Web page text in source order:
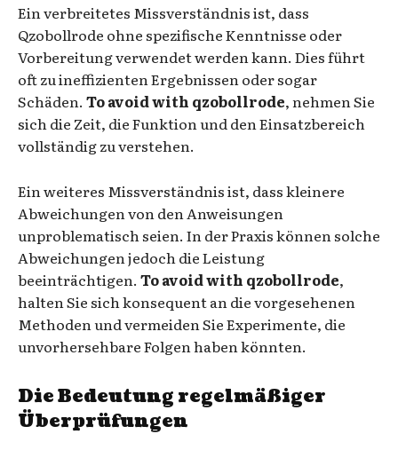
Ein verbreitetes Missverständnis ist, dass
Qzobollrode ohne spezifische Kenntnisse oder
Vorbereitung verwendet werden kann. Dies führt
oft zu ineffizienten Ergebnissen oder sogar
Schäden. To avoid with qzobollrode, nehmen Sie
sich die Zeit, die Funktion und den Einsatzbereich
vollständig zu verstehen.
Ein weiteres Missverständnis ist, dass kleinere
Abweichungen von den Anweisungen
unproblematisch seien. In der Praxis können solche
Abweichungen jedoch die Leistung
beeinträchtigen. To avoid with qzobollrode,
halten Sie sich konsequent an die vorgesehenen
Methoden und vermeiden Sie Experimente, die
unvorhersehbare Folgen haben könnten.
Die Bedeutung regelmäßiger
Überprüfungen